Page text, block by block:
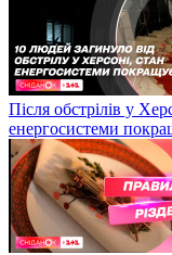
Після обстрілів у
енергосистеми